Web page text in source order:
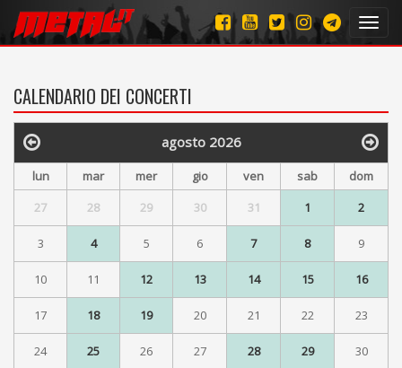
CALENDARIO DEI CONCERTI
agosto 2026
lun mar mer gio ven sab
dom
27
28 29 30 31 1 2
3 4 5 6 7 8 9
10 11 12 13 14 15 16
17 18 19 20 21 22 23
24 25 26 27 28 29 30